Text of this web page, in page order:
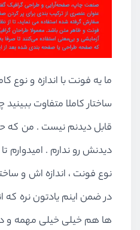
ما یه فونت با اندازه و نوع
ساختار کاملا متفاوت
دیدنش رو ندارم . امیدوارم
نوع فونت ، اندازه اش و
در ضمن اینم یادتون نره
ها هم خیلی خیلی مهمه و